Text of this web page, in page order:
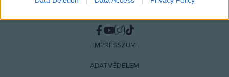
I want to allow Google to send me
I want to allow Google to enable storage
related to analytics like cookies on web or
IMPRESSZUM
ADATVÉDELEM